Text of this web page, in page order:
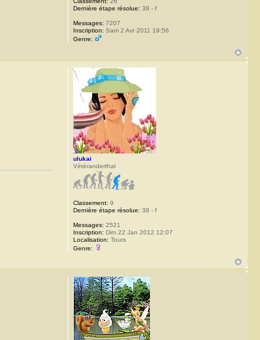
Dernière étape résolue: 38 - f
Messages: 7207
Inscription: Sam 2 Avr 2011 19:56
Genre:
ulukai
Vétéranderthal
Classement: 9
Dernière étape résolue: 38 - f
Messages: 2521
Inscription: Dim 22 Jan 2012 12:07
Localisation: Tours
Genre: